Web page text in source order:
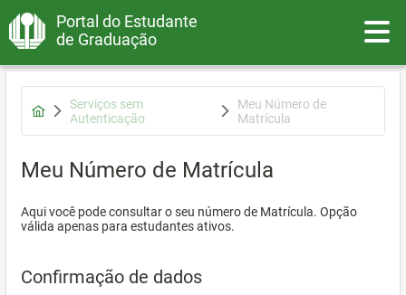
Portal do Estudante
de Graduação
Serviços sem
Autenticação
Meu Número de
Matrícula
Meu Número de Matrícula
Aqui você pode consultar o seu número de Matrícula. Opção
válida apenas para estudantes ativos.
Confirmação de dados